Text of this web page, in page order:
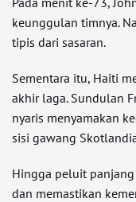
keunggulan timnya.
tipis dari sasaran.
Sementara itu, Haiti
akhir laga. Sundulan
nyaris menyamakan
sisi gawang
Hingga peluit
dan memastikan